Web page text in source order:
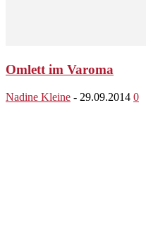
Omlett im Varoma
Nadine Kleine - 29.09.2014 0